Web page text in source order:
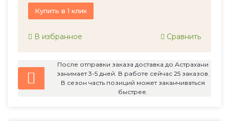
Купить в 1 клик
В избранное Сравнить
После отправки заказа доставка до Астрахани
занимает 3-5 дней. В работе сейчас 25 заказов.
В сезон часть позиций может заканчиваться
быстрее.